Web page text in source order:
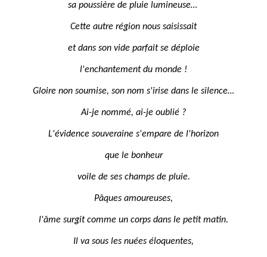
sa poussière de pluie lumineuse…
Cette autre région nous saisissait
et dans son vide parfait se déploie
l'enchantement du monde !
Gloire non soumise, son nom s'irise dans le silence…
Ai-je nommé, ai-je oublié ?
L'évidence souveraine s'empare de l'horizon
que le bonheur
voile de ses champs de pluie.
Pâques amoureuses,
l'âme surgit comme un corps dans le petit matin.
Il va sous les nuées éloquentes,